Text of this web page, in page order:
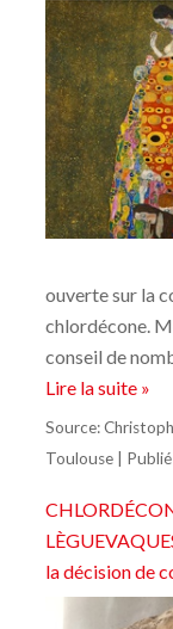
ouverte sur la
chlordécone.
conseil de
Lire la suite »
Source:
Toulouse
la décision de